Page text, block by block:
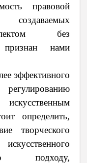
правовой
без
признан нами
эффективного
определить,
творческого
подходу,